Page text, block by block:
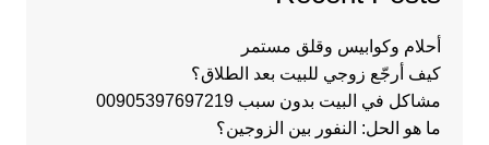
أحلام وكوابيس وقلق مستمر
كيف أرجّع زوجي للبيت بعد الطلاق؟
مشاكل في البيت بدون سبب 00905397697219
ما هو الحل: النفور بين الزوجين؟